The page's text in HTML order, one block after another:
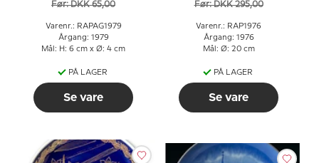
Før: DKK 65,00
Varenr.: RAPAG1979
Årgang: 1979
Mål: H: 6 cm x Ø: 4 cm
PÅ LAGER
Se vare
Før: DKK 295,00
Varenr.: RAP1976
Årgang: 1976
Mål: Ø: 20 cm
PÅ LAGER
Se vare